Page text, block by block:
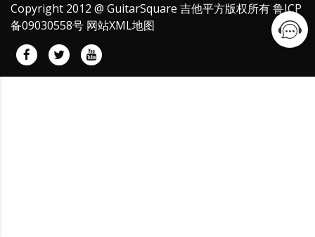
Copyright 2012 @ GuitarSquare 吉他平方版权所有鲁ICP
备09030558号 网站XML地图